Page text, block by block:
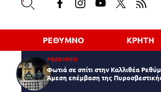
ΡΕΘΥΜΝΟ ΚΡΗΤΗ
ΡΕΘΥΜΝΟ
Φωτιά σε σπίτι στην Καλλιθέα
Άμεση επέμβαση της